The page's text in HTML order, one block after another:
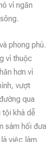
vì ngăn
phong phú.
vì thuộc
hơn vì
vượt
qua
tội khá dễ
sám hối đưa
việc làm